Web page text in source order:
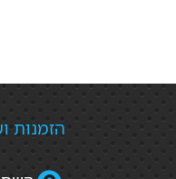
הזמנות